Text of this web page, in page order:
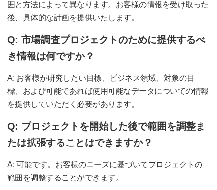
囲と方法によって異なります。お客様の情報を受け取った
後、具体的な計画を提供いたします。
Q: 市場調査プロジェクトのために提供するべ
き情報は何ですか？
A: お客様が研究したい目標、ビジネス領域、対象の目
標、および可能であれば使用可能なデータについての情報
を提供していただく必要があります。
Q: プロジェクトを開始した後で範囲を調整ま
たは拡張することはできますか？
A: 可能です。お客様のニーズに基づいてプロジェクトの
範囲を調整することができます。